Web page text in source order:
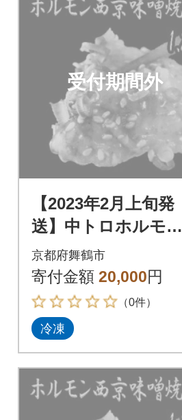
受付期間外
【2023年2月上旬発
送】中トロホルモン
西京味噌焼き 1.2kg
京都府舞鶴市
寄付金額 20,000円
（0件）
冷凍